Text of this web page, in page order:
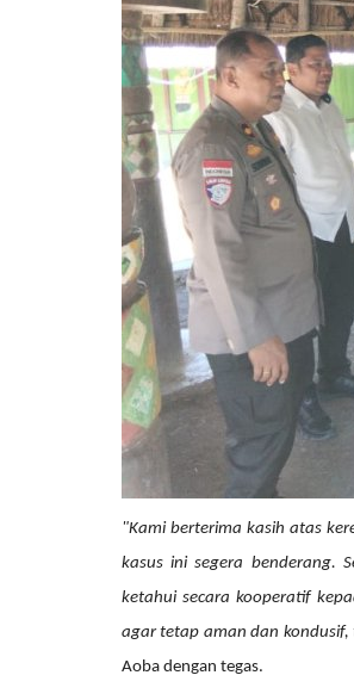
"Kami berterima kasih atas
kasus ini segera benderang.
ketahui secara kooperatif
agar tetap aman dan
Aoba dengan tegas.